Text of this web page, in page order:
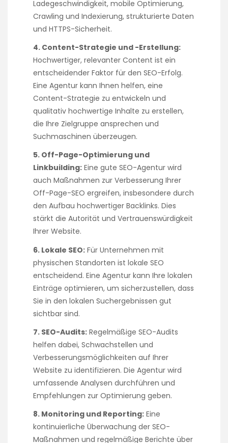
Ladegeschwindigkeit, mobile Optimierung,
Crawling und Indexierung, strukturierte Daten
und HTTPS-Sicherheit.
4. Content-Strategie und -Erstellung:
Hochwertiger, relevanter Content ist ein
entscheidender Faktor für den SEO-Erfolg.
Eine Agentur kann Ihnen helfen, eine
Content-Strategie zu entwickeln und
qualitativ hochwertige Inhalte zu erstellen,
die Ihre Zielgruppe ansprechen und
Suchmaschinen überzeugen.
5. Off-Page-Optimierung und
Linkbuilding: Eine gute SEO-Agentur wird
auch Maßnahmen zur Verbesserung Ihrer
Off-Page-SEO ergreifen, insbesondere durch
den Aufbau hochwertiger Backlinks. Dies
stärkt die Autorität und Vertrauenswürdigkeit
Ihrer Website.
6. Lokale SEO: Für Unternehmen mit
physischen Standorten ist lokale SEO
entscheidend. Eine Agentur kann Ihre lokalen
Einträge optimieren, um sicherzustellen, dass
Sie in den lokalen Suchergebnissen gut
sichtbar sind.
7. SEO-Audits: Regelmäßige SEO-Audits
helfen dabei, Schwachstellen und
Verbesserungsmöglichkeiten auf Ihrer
Website zu identifizieren. Die Agentur wird
umfassende Analysen durchführen und
Empfehlungen zur Optimierung geben.
8. Monitoring und Reporting: Eine
kontinuierliche Überwachung der SEO-
Maßnahmen und regelmäßige Berichte über